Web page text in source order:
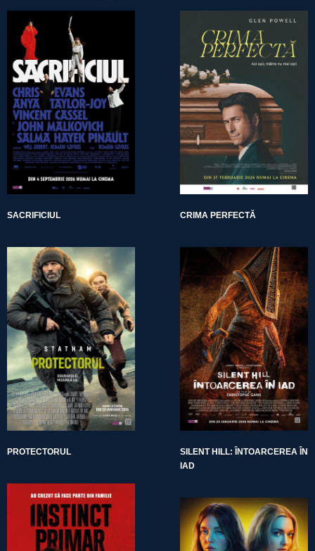
SACRIFICIUL CRIMA PERFECTĂ
PROTECTORUL
SILENT HILL: ÎNTOARCEREA ÎN
IAD